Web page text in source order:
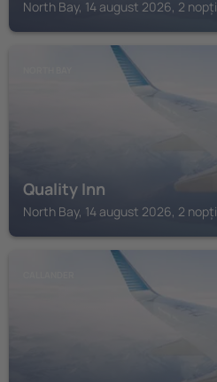
North Bay, 14 august 2026, 2 nopți
Quality Inn
North Bay, 14 august 2026, 2 nopți